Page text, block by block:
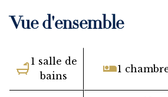
Vue d'ensemble
1 salle de
bains
1